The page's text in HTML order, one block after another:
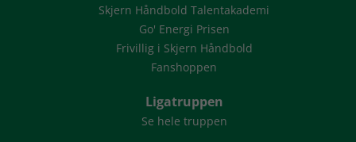
Skjern Håndbold Talentakademi
Go' Energi Prisen
Frivillig i Skjern Håndbold
Fanshoppen
Ligatruppen
Se hele truppen